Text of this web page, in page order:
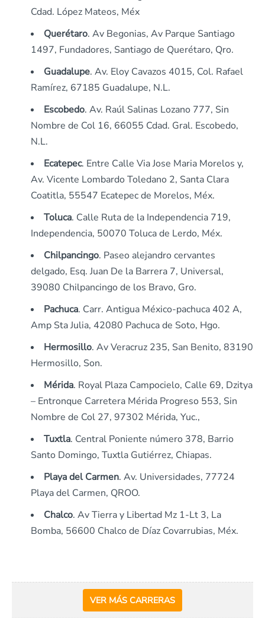
Cdad. López Mateos, Méx
Querétaro. Av Begonias, Av Parque Santiago
1497, Fundadores, Santiago de Querétaro, Qro.
Guadalupe. Av. Eloy Cavazos 4015, Col. Rafael
Ramírez, 67185 Guadalupe, N.L.
Escobedo. Av. Raúl Salinas Lozano 777, Sin
Nombre de Col 16, 66055 Cdad. Gral. Escobedo,
N.L.
Ecatepec. Entre Calle Via Jose Maria Morelos y,
Av. Vicente Lombardo Toledano 2, Santa Clara
Coatitla, 55547 Ecatepec de Morelos, Méx.
Toluca. Calle Ruta de la Independencia 719,
Independencia, 50070 Toluca de Lerdo, Méx.
Chilpancingo. Paseo alejandro cervantes
delgado, Esq. Juan De la Barrera 7, Universal,
39080 Chilpancingo de los Bravo, Gro.
Pachuca. Carr. Antigua México-pachuca 402 A,
Amp Sta Julia, 42080 Pachuca de Soto, Hgo.
Hermosillo. Av Veracruz 235, San Benito, 83190
Hermosillo, Son.
Mérida. Royal Plaza Campocielo, Calle 69, Dzitya
– Entronque Carretera Mérida Progreso 553, Sin
Nombre de Col 27, 97302 Mérida, Yuc.,
Tuxtla. Central Poniente número 378, Barrio
Santo Domingo, Tuxtla Gutiérrez, Chiapas.
Playa del Carmen. Av. Universidades, 77724
Playa del Carmen, QROO.
Chalco. Av Tierra y Libertad Mz 1-Lt 3, La
Bomba, 56600 Chalco de Díaz Covarrubias, Méx.
VER MÁS CARRERAS